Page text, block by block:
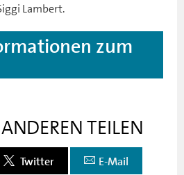
Lambert.
zum
TEILEN
Twitter E-Mail